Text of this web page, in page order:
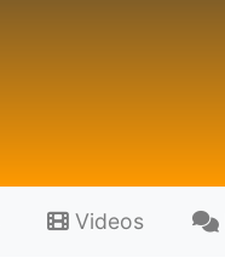
Videos